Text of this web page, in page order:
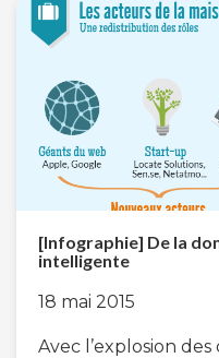
[Infographie] De la
intelligente
18 mai 2015
Avec l’explosion